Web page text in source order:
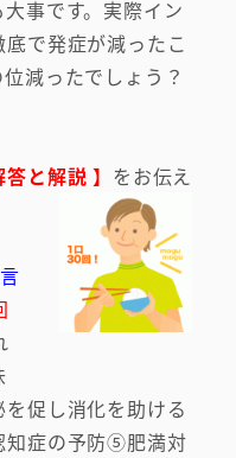
事です。実際イン
で発症が減ったこ
減ったでしょう？
答と解説 】 をお伝え
促し消化を助ける
症の予防⑤肥満対